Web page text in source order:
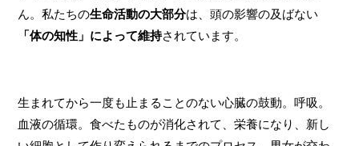
ん。私たちの生命活動の大部分は、頭の影響の及ばない
「体の知性」によって維持されています。
生まれてから一度も止まることのない心臓の鼓動。呼吸。
血液の循環。食べたものが消化されて、栄養になり、新し